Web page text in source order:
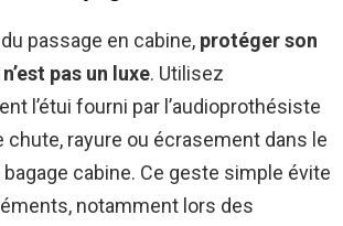
passage en cabine, protéger son
pas un luxe. Utilisez
l’étui fourni par l’audioprothésiste
chute, rayure ou écrasement dans le
bagage cabine. Ce geste simple évite
notamment lors des